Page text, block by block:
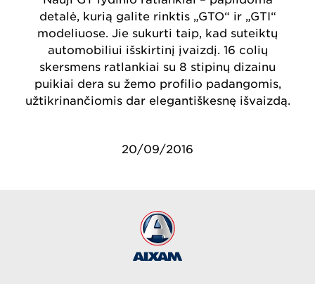
detalė, kurią galite rinktis „GTO“ ir „GTI“
modeliuose. Jie sukurti taip, kad suteiktų
automobiliui išskirtinį įvaizdį. 16 colių
skersmens ratlankiai su 8 stipinų dizainu
puikiai dera su žemo profilio padangomis,
užtikrinančiomis dar elegantiškesnę išvaizdą.
20/09/2016